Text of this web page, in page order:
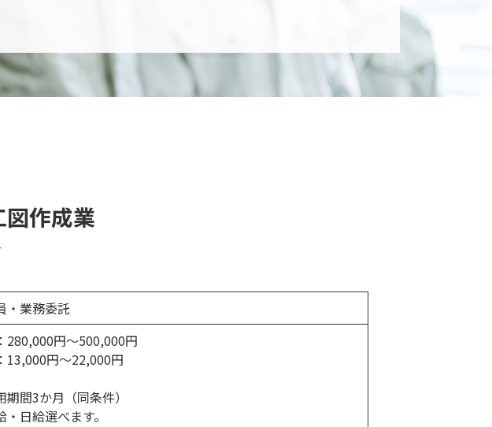
作成業
・業務委託
280,000円～500,000円
13,000円～22,000円
間3か月（同条件）
日給選べます。